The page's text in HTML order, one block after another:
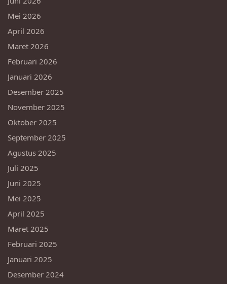
Mei 2026
April 2026
Maret 2026
Februari 2026
Januari 2026
Desember 2025
November 2025
Oktober 2025
September 2025
Agustus 2025
Juli 2025
Juni 2025
Mei 2025
April 2025
Maret 2025
Februari 2025
Januari 2025
Desember 2024